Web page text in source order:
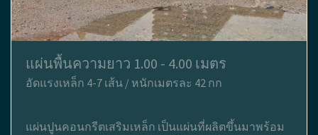
แผ่นพื้นความยาว 1.00 - 4.00 เมตร
อัดแรงเหล็ก 4-7 เส้น / หนักเมตรละ 42 กก
แผ่นปูนคอนกรีตเสริมเหล็ก เป็นแผ่นที่ผลิตขึ้นมาพร้อม